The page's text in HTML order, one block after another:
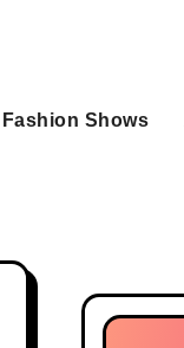
Fashion Shows